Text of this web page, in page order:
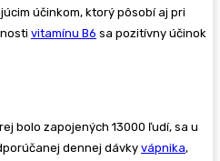
účinkom, ktorý pôsobí aj pri
vitamínu B6 sa pozitívny účinok
bolo zapojených 13000 ľudí, sa u
dennej dávky vápnika,